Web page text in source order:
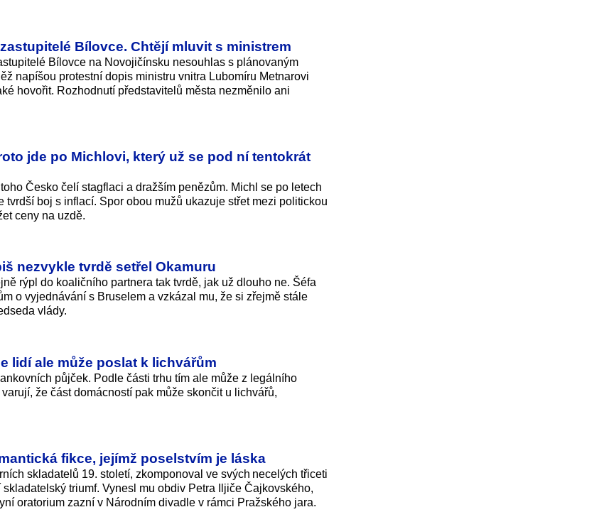
Bílovce. Chtějí mluvit s ministrem
Bílovce na Novojičínsku nesouhlas s plánovaným
napíšou protestní dopis ministru vnitra Lubomíru Metnarovi
hovořit. Rozhodnutí představitelů města nezměnilo ani
jde po Michlovi, který už se pod ní tentokrát
Česko čelí stagflaci a dražším penězům. Michl se po letech
boj s inflací. Spor obou mužů ukazuje střet mezi politickou
ceny na uzdě.
nezvykle tvrdě setřel Okamuru
rýpl do koaličního partnera tak tvrdě, jak už dlouho ne. Šéfa
o vyjednávání s Bruselem a vzkázal mu, že si zřejmě stále
vlády.
lidí ale může poslat k lichvářům
půjček. Podle části trhu tím ale může z legálního
že část domácností pak může skončit u lichvářů,
fikce, jejímž poselstvím je láska
skladatelů 19. století, zkomponoval ve svých necelých třiceti
triumf. Vynesl mu obdiv Petra Iljiče Čajkovského,
oratorium zazní v Národním divadle v rámci Pražského jara.